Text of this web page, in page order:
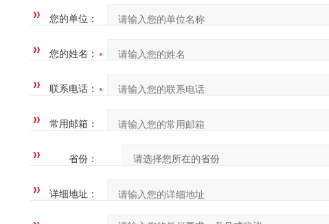
您的单位：
您的姓名：
联系电话：
常用邮箱：
省份：
详细地址：